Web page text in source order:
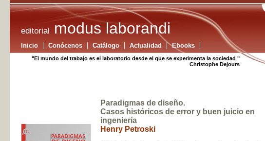
editorial modus laborandi
Inicio Conócenos Catálogo Actualidad Ebooks
"El mundo del trabajo es el laboratorio desde el que se experimenta la sociedad "
Christophe Dejours
Paradigmas de diseño.
Casos históricos de error y buen juicio en
ingeniería
Henry Petroski